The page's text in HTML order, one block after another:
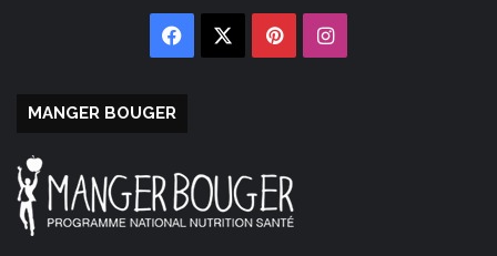
Facebook PinterestInstagram
MANGER BOUGER